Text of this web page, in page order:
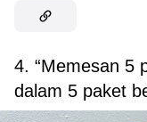
4. “Memesan 5
dalam 5 paket